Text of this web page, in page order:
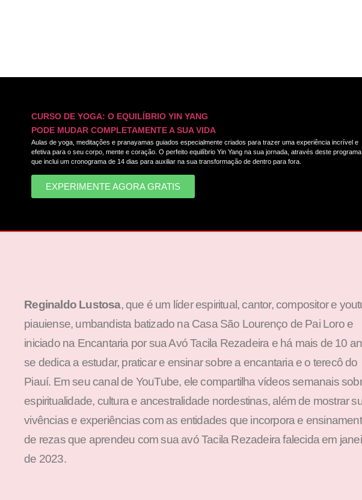
CURSO DE YOGA: O EQUILÍBRIO YIN YANG
PODE MUDAR COMPLETAMENTE A SUA VIDA
Aulas de yoga, meditações e pranayamas guiados especialmente criados para trazer uma experiência incrível e
efetiva para o seu corpo, mente e coração. O perfeito equilíbrio Yin Yang na sua jornada, através deste programa
que inclui um cronograma de 14 dias para auxiliar na sua transformação de dentro para fora.
EXPERIMENTE AGORA GRATIS
Reginaldo Lustosa, que é um líder espiritual, cantor, compositor e
piauiense, umbandista batizado na Casa São Lourenço de Pai Loro e
iniciado na Encantaria por sua Avó Tacila Rezadeira e há mais de 10
se dedica a estudar, praticar e ensinar sobre a encantaria e o terecô do
Piauí. Em seu canal de YouTube, ele compartilha vídeos semanais
espiritualidade, cultura e ancestralidade nordestinas, além de mostrar
vivências e experiências com as entidades que incorpora e
de rezas que aprendeu com sua avó Tacila Rezadeira falecida em
de 2023.